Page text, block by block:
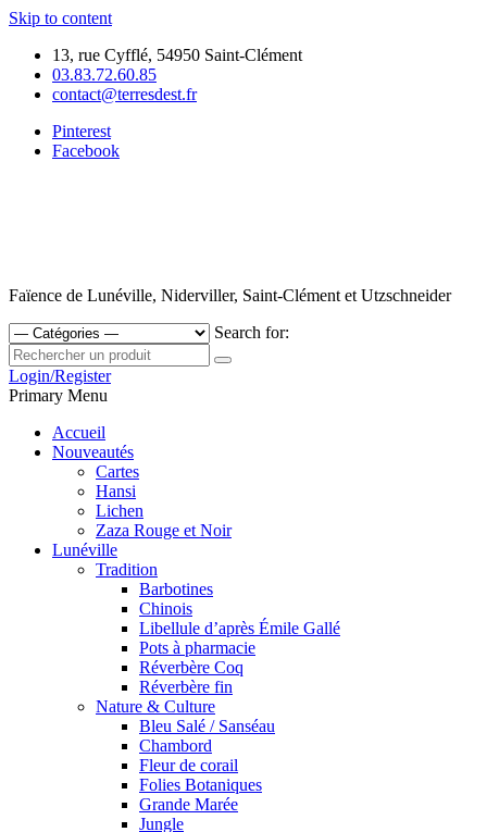
Skip to content
13, rue Cyfflé, 54950 Saint-Clément
03.83.72.60.85
contact@terresdest.fr
Pinterest
Facebook
Faïence de Lunéville, Niderviller, Saint-Clément et Utzschneider
Search for:
Login/Register
Primary Menu
Accueil
Nouveautés
Cartes
Hansi
Lichen
Zaza Rouge et Noir
Lunéville
Tradition
Barbotines
Chinois
Libellule d’après Émile Gallé
Pots à pharmacie
Réverbère Coq
Réverbère fin
Nature & Culture
Bleu Salé / Sanséau
Chambord
Fleur de corail
Folies Botaniques
Grande Marée
Jungle